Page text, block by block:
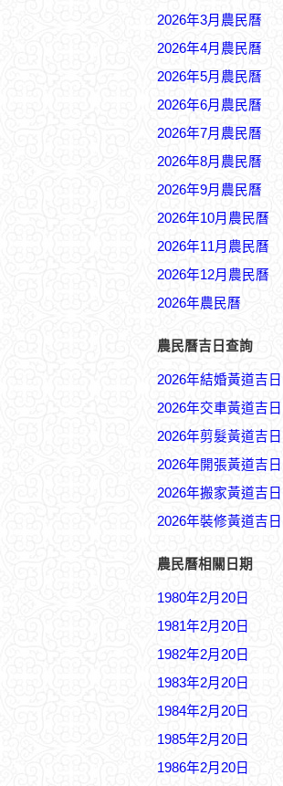
2026年3月農民曆
2026年4月農民曆
2026年5月農民曆
2026年6月農民曆
2026年7月農民曆
2026年8月農民曆
2026年9月農民曆
2026年10月農民曆
2026年11月農民曆
2026年12月農民曆
2026年農民曆
農民曆吉日查詢
2026年結婚黃道吉日
2026年交車黃道吉日
2026年剪髮黃道吉日
2026年開張黃道吉日
2026年搬家黃道吉日
2026年裝修黃道吉日
農民曆相關日期
1980年2月20日
1981年2月20日
1982年2月20日
1983年2月20日
1984年2月20日
1985年2月20日
1986年2月20日